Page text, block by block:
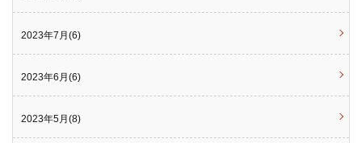
2023年7月(6)
2023年6月(6)
2023年5月(8)